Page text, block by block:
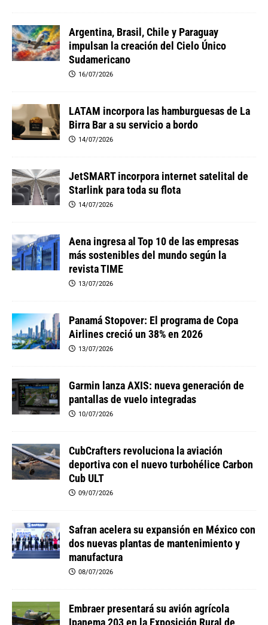
Argentina, Brasil, Chile y Paraguay
impulsan la creación del Cielo Único
Sudamericano
16/07/2026
LATAM incorpora las hamburguesas de La
Birra Bar a su servicio a bordo
14/07/2026
JetSMART incorpora internet satelital de
Starlink para toda su flota
14/07/2026
Aena ingresa al Top 10 de las empresas
más sostenibles del mundo según la
revista TIME
13/07/2026
Panamá Stopover: El programa de Copa
Airlines creció un 38% en 2026
13/07/2026
Garmin lanza AXIS: nueva generación de
pantallas de vuelo integradas
10/07/2026
CubCrafters revoluciona la aviación
deportiva con el nuevo turbohélice Carbon
Cub ULT
09/07/2026
Safran acelera su expansión en México con
dos nuevas plantas de mantenimiento y
manufactura
08/07/2026
Embraer presentará su avión agrícola
Ipanema 203 en la Exposición Rural de